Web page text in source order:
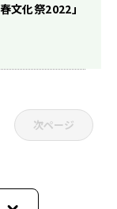
文化祭2022」
次ページ